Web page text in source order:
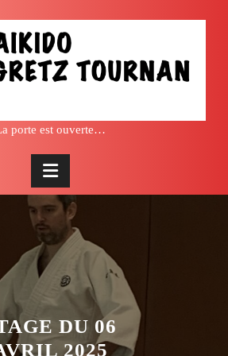
porte est ouverte…
DU 06
2025